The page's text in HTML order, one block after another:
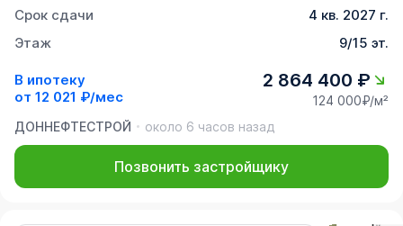
Срок сдачи
4 кв. 2027 г.
Этаж
9/15 эт.
В ипотеку
от 12 021 ₽/мес
2 864 400 ₽
124 000₽/м²
ДОННЕФТЕСТРОЙ
около 6 часов назад
Позвонить застройщику